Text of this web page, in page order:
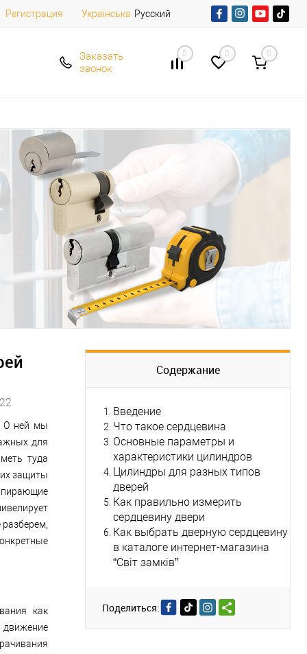
Регистрация Українська Русский
Заказать
звонок
0 0 0
О ней мы
для
туда
защиты
как
движение
Содержание
Введение
Что такое сердцевина
Основные параметры и
характеристики цилиндров
Цилиндры для разных типов
дверей
Как правильно измерить
сердцевину двери
Как выбрать дверную сердцевину
в каталоге интернет-магазина
“Світ замків”
Поделиться: